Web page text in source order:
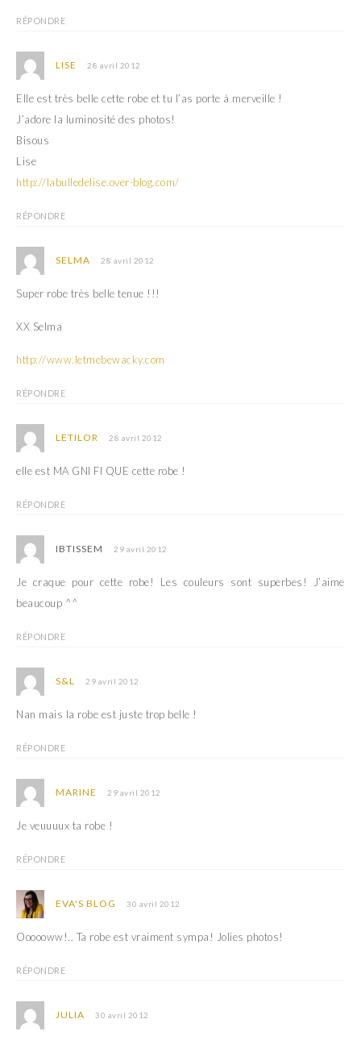
RÉPONDRE
LISE 28 avril 2012
Elle est très belle cette robe et tu l’as porte à merveille !
J’adore la luminosité des photos!
Bisous
Lise
http://labulledelise.over-blog.com/
RÉPONDRE
SELMA 28 avril 2012
Super robe très belle tenue !!!
XX Selma
http://www.letmebewacky.com
RÉPONDRE
LETILOR 28 avril 2012
elle est MA GNI FI QUE cette robe !
RÉPONDRE
IBTISSEM 29 avril 2012
Je craque pour cette robe! Les couleurs sont superbes! J’aime
beaucoup ^^
RÉPONDRE
S&L 29 avril 2012
Nan mais la robe est juste trop belle !
RÉPONDRE
MARINE 29 avril 2012
Je veuuuux ta robe !
RÉPONDRE
EVA'S BLOG 30 avril 2012
Oooooww!.. Ta robe est vraiment sympa! Jolies photos!
RÉPONDRE
JULIA 30 avril 2012